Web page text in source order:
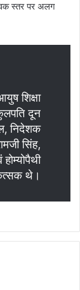
स्तर पर अलग
शिक्षा
दून
निदेशक
सिंह,
थे।